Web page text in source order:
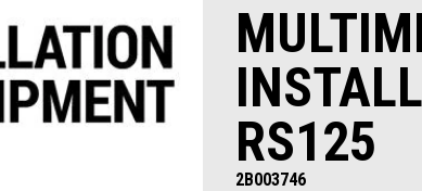
RS125
2B003746